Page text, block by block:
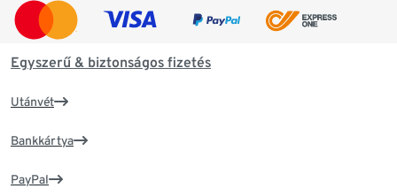
Egyszerű & biztonságos fizetés
Utánvét
Bankkártya
PayPal